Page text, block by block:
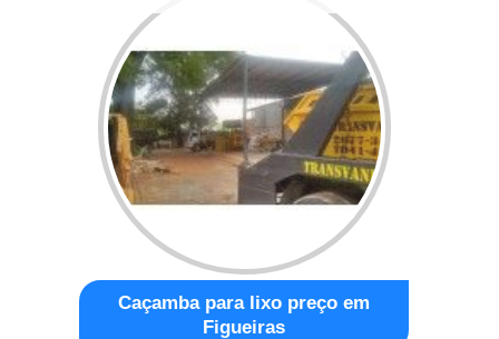
Caçamba para lixo preço em
Figueiras